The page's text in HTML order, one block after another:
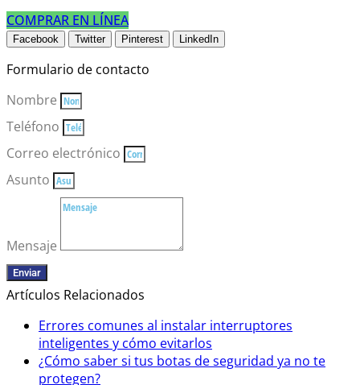
COMPRAR EN LÍNEA
Facebook Twitter Pinterest LinkedIn
Formulario de contacto
Nombre
Teléfono
Correo electrónico
Asunto
Mensaje
Enviar
Artículos Relacionados
Errores comunes al instalar interruptores
inteligentes y cómo evitarlos
¿Cómo saber si tus botas de seguridad ya no te
protegen?